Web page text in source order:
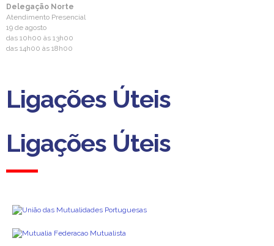
Delegação Norte
Atendimento Presencial
19 de agosto
das 10h00 às 13h00
das 14h00 às 18h00
Ligações Úteis
Ligações Úteis